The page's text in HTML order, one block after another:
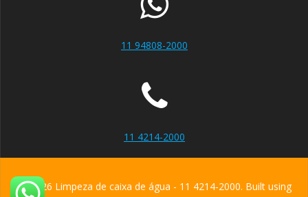
11 94808-2000
11 4214-2000
© 2026 Limpeza de caixa de água - 11 4214-2000. Built using